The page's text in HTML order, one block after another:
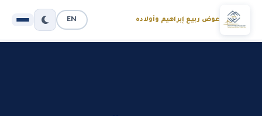
عوض ربيع إبراهيم وأولاده EN